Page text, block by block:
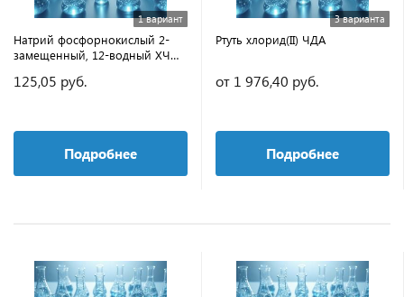
1 вариант
Натрий фосфорнокислый 2-
замещенный, 12-водный ХЧ
125,05 руб.
Подробнее
3 варианта
Ртуть хлорид(II) ЧДА
от 1 976,40 руб.
Подробнее